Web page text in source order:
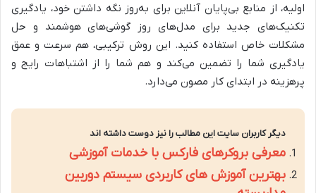
اولیه، از منابع بی‌پایان آنلاین برای به‌روز نگه داشتن خود، یادگیری
تکنیک‌های جدید برای مدل‌های روز گوشی‌های هوشمند و حل
مشکلات خاص استفاده کنید. این روش ترکیبی، هم سرعت و عمق
یادگیری شما را تضمین می‌کند و هم شما را از اشتباهات رایج و
پرهزینه در ابتدای کار مصون می‌دارد.
دیگر کاربران سایت این مطالب را نیز دوست داشته اند
معرفی بروکرهای فارکس با خدمات آموزشی
بهترین آموزش های کاربردی سیستم دوربین